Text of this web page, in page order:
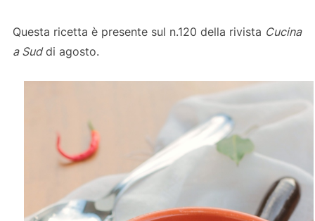
Questa ricetta è presente sul n.120 della rivista Cucina
a Suddi agosto.